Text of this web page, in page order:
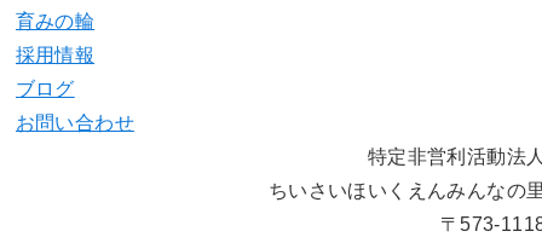
育みの輪
採用情報
ブログ
お問い合わせ
特定非営利活動法
ちいさいほいくえんみんなの
〒573-